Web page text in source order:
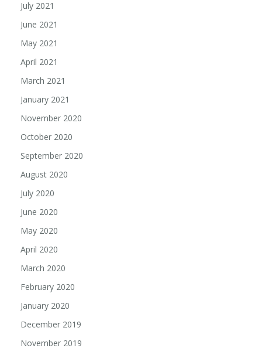
July 2021
June 2021
May 2021
April 2021
March 2021
January 2021
November 2020
October 2020
September 2020
August 2020
July 2020
June 2020
May 2020
April 2020
March 2020
February 2020
January 2020
December 2019
November 2019